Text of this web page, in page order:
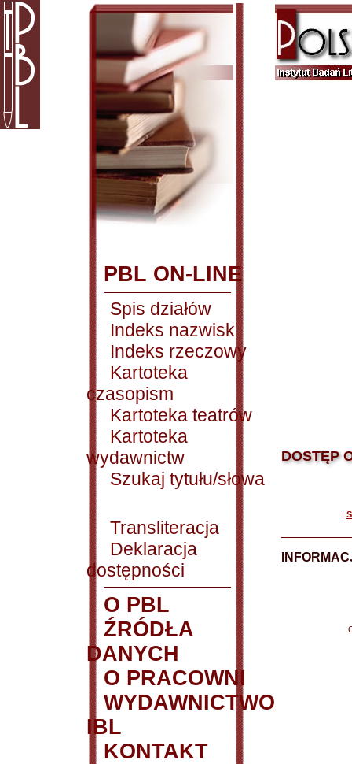
PBL ON-LINE
Spis działów
Indeks nazwisk
Indeks rzeczowy
Kartoteka
czasopism
Kartoteka teatrów
Kartoteka
wydawnictw
Szukaj tytułu/słowa
Transliteracja
Deklaracja
dostępności
O PBL
ŹRÓDŁA
DANYCH
O PRACOWNI
WYDAWNICTWO
IBL
KONTAKT
DOSTĘP
|